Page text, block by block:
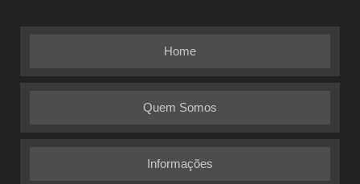
Home
Quem Somos
Informações